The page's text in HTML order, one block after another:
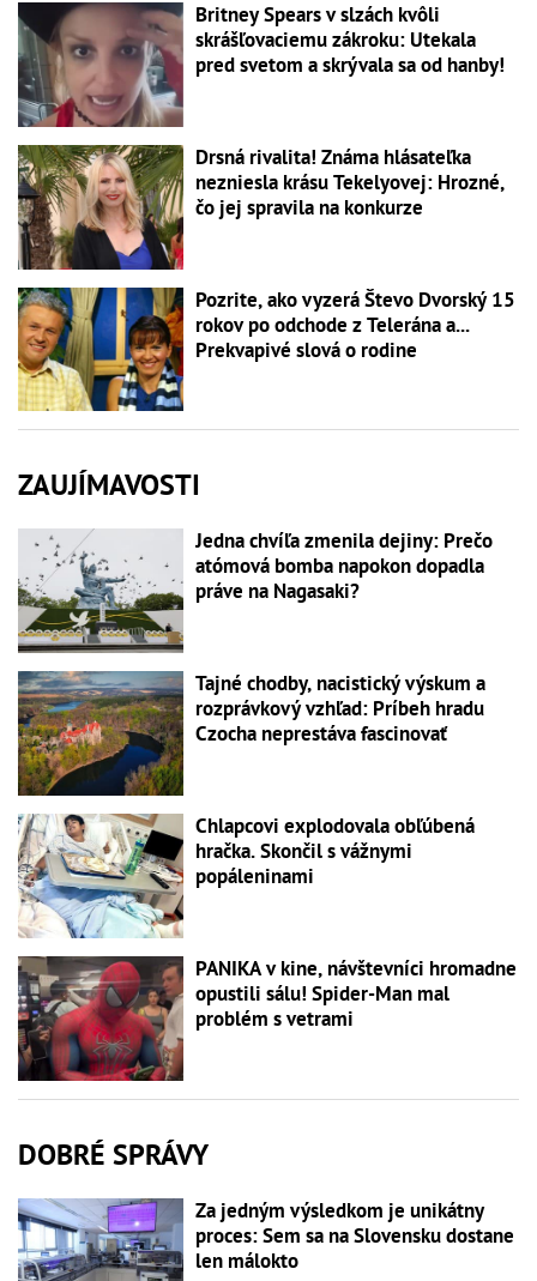
Britney Spears v slzách kvôli
skrášľovaciemu zákroku: Utekala
pred svetom a skrývala sa od hanby!
Drsná rivalita! Známa hlásateľka
nezniesla krásu Tekelyovej: Hrozné,
čo jej spravila na konkurze
Pozrite, ako vyzerá Števo Dvorský 15
rokov po odchode z Telerána a...
Prekvapivé slová o rodine
ZAUJÍMAVOSTI
Jedna chvíľa zmenila dejiny: Prečo
atómová bomba napokon dopadla
práve na Nagasaki?
Tajné chodby, nacistický výskum a
rozprávkový vzhľad: Príbeh hradu
Czocha neprestáva fascinovať
Chlapcovi explodovala obľúbená
hračka. Skončil s vážnymi
popáleninami
PANIKA v kine, návštevníci hromadne
opustili sálu! Spider-Man mal
problém s vetrami
DOBRÉ SPRÁVY
Za jedným výsledkom je unikátny
proces: Sem sa na Slovensku dostane
len málokto